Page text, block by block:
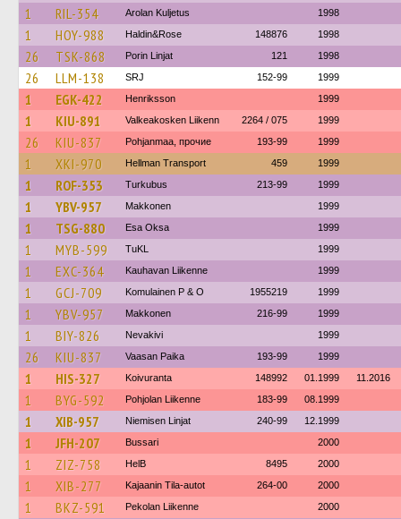
1 RIL-354 Arolan Kuljetus 1998
1 HOY-988 Haldin&Rose 148876 1998
26 TSK-868 Porin Linjat 121 1998
26 LLM-138 SRJ 152-99 1999
1 EGK-422 Henriksson 1999
1 KIU-891 Valkeakosken Liikenn 2264 / 075 1999
26 KIU-837 Pohjanmaa, прочие 193-99 1999
1 XKI-970 Hellman Transport 459 1999
1 ROF-353 Turkubus 213-99 1999
1 YBV-957 Makkonen 1999
1 TSG-880 Esa Oksa 1999
1 MYB-599 TuKL 1999
1 EXC-364 Kauhavan Liikenne 1999
1 GCJ-709 Komulainen P & O 1955219 1999
1 YBV-957 Makkonen 216-99 1999
1 BIY-826 Nevakivi 1999
26 KIU-837 Vaasan Paika 193-99 1999
1 HIS-327 Koivuranta 148992 01.1999 11.2016
1 BYG-592 Pohjolan Liikenne 183-99 08.1999
1 XIB-957 Niemisen Linjat 240-99 12.1999
1 JFH-207 Bussari 2000
1 ZIZ-758 HelB 8495 2000
1 XIB-277 Kajaanin Tila-autot 264-00 2000
1 BKZ-591 Pekolan Liikenne 2000